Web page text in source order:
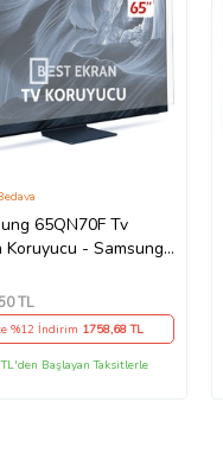
65QN70F Tv
Koruyucu - Samsung
TL
%12 İndirim 1758,68 TL
Başlayan Taksitlerle